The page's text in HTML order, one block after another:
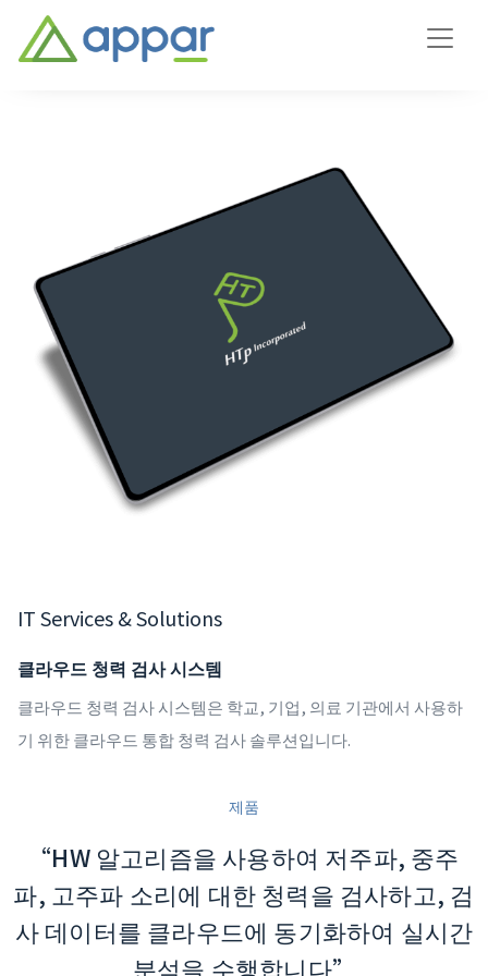
IT Services & Solutions
클라우드 청력 검사 시스템
클라우드 청력 검사 시스템은 학교, 기업, 의료 기관에서 사용하
기 위한 클라우드 통합 청력 검사 솔루션입니다.
제품
“HW 알고리즘을 사용하여 저주파, 중주
파, 고주파 소리에 대한 청력을 검사하고, 검
사 데이터를 클라우드에 동기화하여 실시간
분석을 수행합니다”